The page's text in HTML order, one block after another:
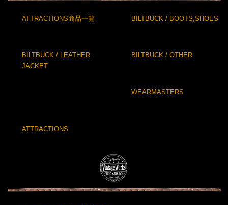
ATTRACTIONS商品一覧 BILTBUCK / BOOTS,SHOES
BILTBUCK / LEATHER
JACKET
BILTBUCK / OTHER
WEARMASTERS
ATTRACTIONS